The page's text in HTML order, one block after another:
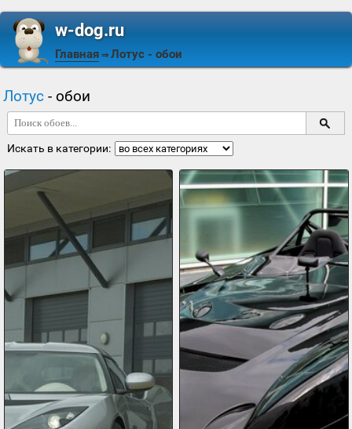
w-dog.ru
Главная ⇒ Лотус - обои
Лотус - обои
Искать в категории: